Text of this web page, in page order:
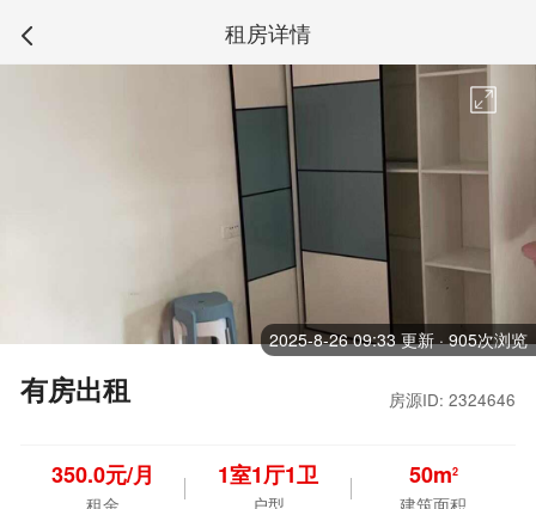
租房详情
有房出租 房源ID: 2324646
350.0元/月 1室1厅1卫 50m2
2025-8-26 09:33 更新 · 905次浏览